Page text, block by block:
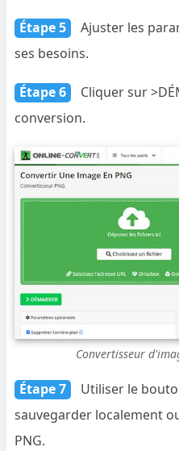
Étape 5
Ajuster les
ses besoins.
Étape 6
Cliquer sur
conversion.
Convertisseur
Étape 7
Utiliser le
sauvegarder localement
PNG.